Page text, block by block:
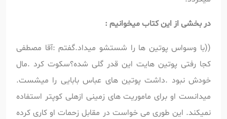
در بخشی از این کتاب میخوانیم :
((با وسواس پوتین ها را شستشو میداد.گفتم :آقا مصطفی
کجا رفتی پوتین هایت این قدر گلی شده؟سکوت کرد .مال
خودش نبود .داشتپوتین های عباس بابایی را میشست.
میدانست او برای ماموریت های زمینی ازهلی کوپتر استفاده
نمیکند. این طوری می خواست در مقابل زحمات او کاری کرده